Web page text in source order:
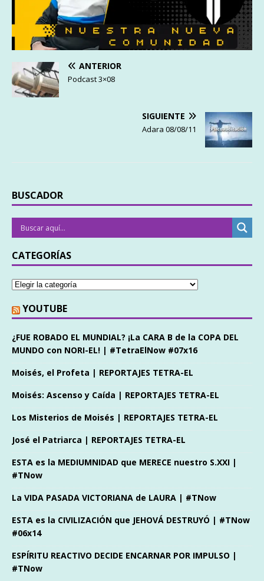
ANTERIOR
Podcast 3×08
SIGUIENTE
Adara 08/08/11
BUSCADOR
CATEGORÍAS
YOUTUBE
¿FUE ROBADO EL MUNDIAL? ¡La CARA B de la COPA DEL
MUNDO con NORI-EL! | #TetraElNow #07x16
Moisés, el Profeta | REPORTAJES TETRA-EL
Moisés: Ascenso y Caída | REPORTAJES TETRA-EL
Los Misterios de Moisés | REPORTAJES TETRA-EL
José el Patriarca | REPORTAJES TETRA-EL
ESTA es la MEDIUMNIDAD que MERECE nuestro S.XXI |
#TNow
La VIDA PASADA VICTORIANA de LAURA | #TNow
ESTA es la CIVILIZACIÓN que JEHOVÁ DESTRUYÓ | #TNow
#06x14
ESPÍRITU REACTIVO DECIDE ENCARNAR POR IMPULSO |
#TNow